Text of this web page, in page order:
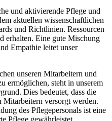
und aktivierende Pflege und
aktuellen wissenschaftlichen
und Richtlinien. Ressourcen
erhalten. Eine gute Mischung
Empathie leitet unser
unseren Mitarbeitern und
ermöglichen, steht in unserem
Dies bedeutet, dass die
versorgt werden.
des Pflegepersonals ist eine
Pflege gewährleistet.